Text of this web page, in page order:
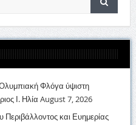
Ολυμπιακή Φλόγα ύψιστη
Ι. Ηλία August 7, 2026
Περιβάλλοντος και Ευημερίας